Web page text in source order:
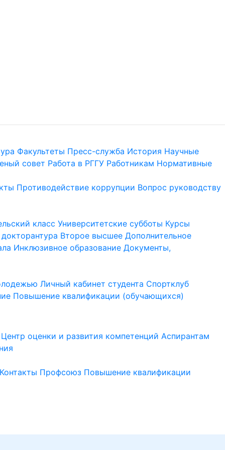
Факультеты Пресс-служба История Научные
совет Работа в РГГУ Работникам Нормативные
Противодействие коррупции Вопрос руководству
класс Университетские субботы Курсы
Второе высшее Дополнительное
Инклюзивное образование Документы,
Личный кабинет студента Спортклуб
Повышение квалификации (обучающихся)
Центр оценки и развития компетенций Аспирантам
Контакты Профсоюз Повышение квалификации